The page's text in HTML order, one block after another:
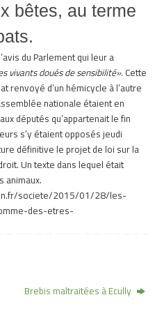
bêtes, au terme
du Parlement qui leur a
vivants doués de sensibilité». Cette
renvoyé d’un hémicycle à l’autre
nationale étaient en
députés qu’appartenait le fin
s’y étaient opposés jeudi
définitive le projet de loi sur la
Un texte dans lequel était
animaux.
societe/2015/01/28/les-
des-etres-
Brebis maltraitées à Ecully